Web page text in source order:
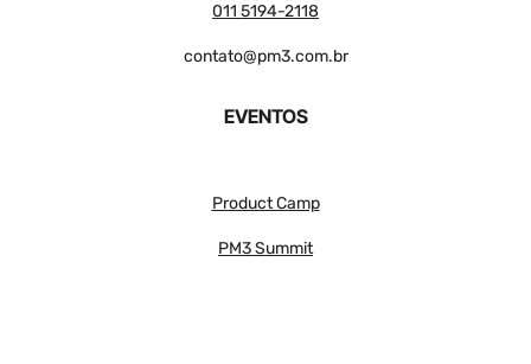
011 5194-2118
contato@pm3.com.br
EVENTOS
Product Camp
PM3 Summit